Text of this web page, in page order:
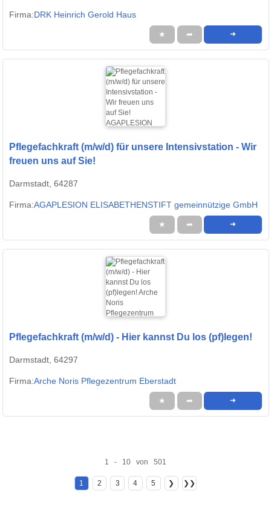
Firma:DRK Heinrich Gerold Haus
★ ➦ ➜
Pflegefachkraft (m/w/d) für unsere Intensivstation - Wir
freuen uns auf Sie!
Darmstadt, 64287
Firma:AGAPLESION ELISABETHENSTIFT gemeinnützige GmbH
★ ➦ ➜
Pflegefachkraft (m/w/d) - Hier kannst Du los (pf)legen!
Darmstadt, 64297
Firma:Arche Noris Pflegezentrum Eberstadt
★ ➦ ➜
1 - 10 von 501
1 2 3 4 5 ❯ ❯❯